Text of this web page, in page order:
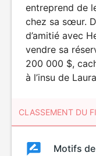
entreprend de
chez sa sœur.
d’amitié avec
vendre sa
200 000 $,
à l’insu de
CLASSEMENT DU
Classement
Motifs